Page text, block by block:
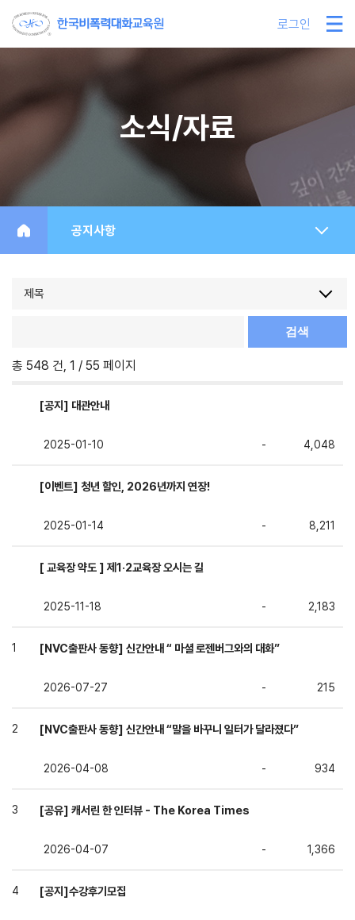
로그인
소식/자료
공지사항
제목
검색
총 548 건, 1 / 55 페이지
[공지] 대관안내
-
2025-01-10 4,048
[이벤트] 청년 할인, 2026년까지 연장!
-
2025-01-14 8,211
[ 교육장 약도 ] 제1·2교육장 오시는 길
-
2025-11-18 2,183
1 [NVC출판사 동향] 신간안내 “ 마셜 로젠버그와의 대화”
-
2026-07-27 215
2 [NVC출판사 동향] 신간안내 “말을 바꾸니 일터가 달라졌다”
-
2026-04-08 934
3 [공유] 캐서린 한 인터뷰 - The Korea Times
-
2026-04-07 1,366
4 [공지]수강후기모집